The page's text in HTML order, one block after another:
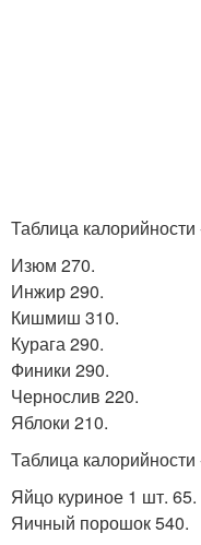
Таблица
Изюм 270.
Инжир 290.
Кишмиш 310.
Курага 290.
Финики 290.
Чернослив 220.
Яблоки 210.
Таблица калорийности
Яйцо куриное 1 шт. 65.
Яичный порошок 540.